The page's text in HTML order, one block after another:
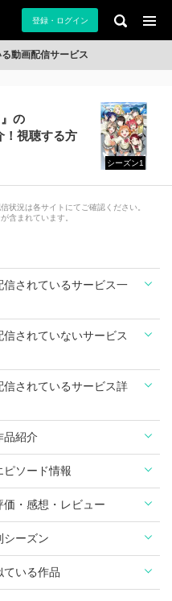
登録・ログイン
動画配信サービス
の
！視聴する方
シーズン1
状況は各サイトにてご確認ください。
含まれています。
されているサービス一
されていないサービス
されているサービス詳
品紹介
ピソード情報
・感想・レビュー
シーズン
ている作品